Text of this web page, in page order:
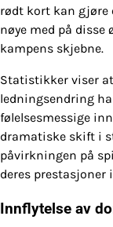
rødt kort kan gjøre
nøye med på disse
kampens skjebne.
Statistikker viser
ledningsendring
følelsesmessige
dramatiske skift i
påvirkningen på
deres prestasjoner
Innflytelse av